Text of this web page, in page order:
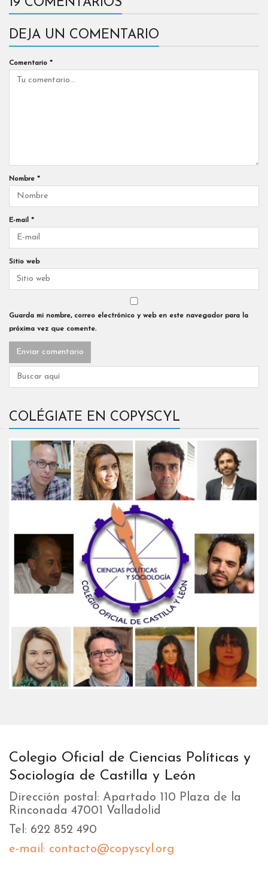
DEJA UN COMENTARIO
Comentario *
Nombre *
E-mail *
Sitio web
Guarda mi nombre, correo electrónico y web en este navegador para la
próxima vez que comente.
COLÉGIATE EN COPYSCYL
Colegio Oficial de Ciencias Políticas y
Sociología de Castilla y León
Dirección postal: Apartado 110 Plaza de la
Rinconada 47001 Valladolid
Tel: 622 852 490
e-mail: contacto@copyscyl.org